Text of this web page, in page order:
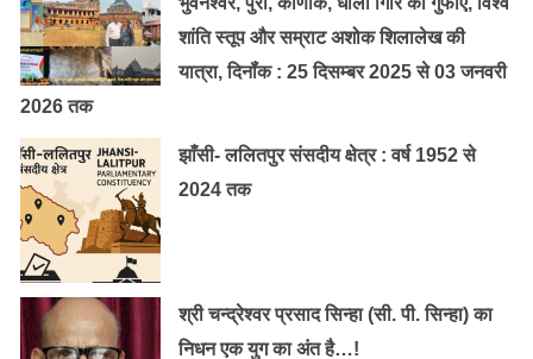
शांति स्तूप और सम्राट अशोक शिलालेख की
यात्रा, दिनॉंक : 25 दिसम्बर 2025 से 03 जनवरी
2026 तक
झाँसी- ललितपुर संसदीय क्षेत्र : वर्ष 1952 से
2024 तक
श्री चन्द्रेश्वर प्रसाद सिन्हा (सी. पी. सिन्हा) का
निधन एक युग का अंत है…!